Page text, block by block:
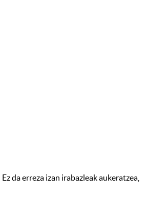
da erreza izan irabazleak aukeratzea,